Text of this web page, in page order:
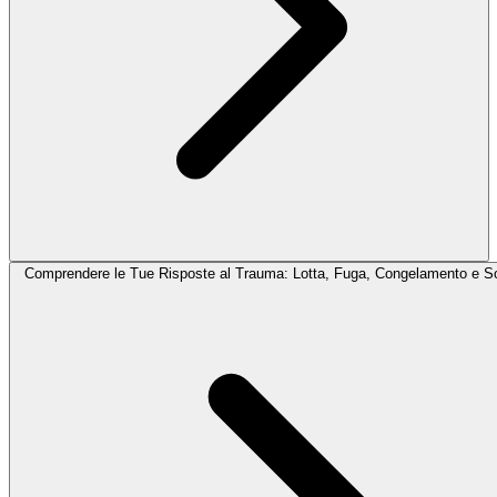
Comprendere le Tue Risposte al Trauma: Lotta, Fuga, Congelamento e